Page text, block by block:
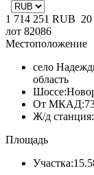
1 714 251 RUB
лот 82086
Местоположение
село
область
Шоссе:
От МКАД:
Ж/д станция:
Площадь
Участка: